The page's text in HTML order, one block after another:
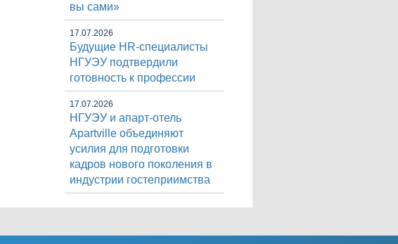
вы сами»
17.07.2026
Будущие HR-специалисты
НГУЭУ подтвердили
готовность к профессии
17.07.2026
НГУЭУ и апарт-отель
Apartville объединяют
усилия для подготовки
кадров нового поколения в
индустрии гостеприимства